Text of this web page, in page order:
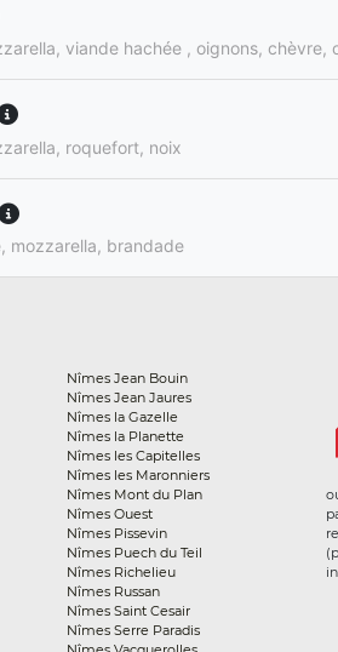
viande hachée , oignons, chèvre,
roquefort, noix
mozzarella, brandade
Nîmes Jean Bouin
Nîmes Jean Jaures
Nîmes la Gazelle
Nîmes la Planette
Nîmes les Capitelles
Nîmes les Maronniers
Nîmes Mont du Plan
Nîmes Ouest
Nîmes Pissevin
Nîmes Puech du Teil
Nîmes Richelieu
Nîmes Russan
Nîmes Saint Cesair
Nîmes Serre Paradis